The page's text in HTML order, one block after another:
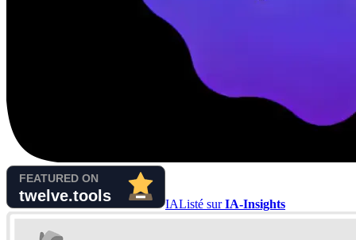
IAListé surIA-Insights